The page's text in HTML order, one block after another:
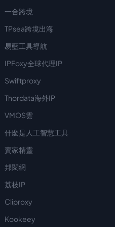
一合跨境
TPsea跨境出海
易藍工具導航
IPFoxy全球代理IP
Swiftproxy
Thordata海外IP
VMOS雲
什麼是人工智慧工具
賣家精靈
邦閱網
荔枝IP
Cliproxy
Kookeey